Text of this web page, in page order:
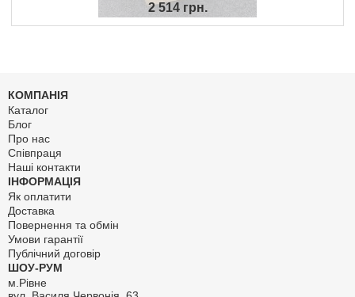
2 514 грн.
КОМПАНІЯ
Каталог
Блог
Про нас
Співпраця
Наші контакти
ІНФОРМАЦІЯ
Як оплатити
Доставка
Повернення та обмін
Умови гарантії
Публічний договір
ШОУ-РУМ
м.Рівне